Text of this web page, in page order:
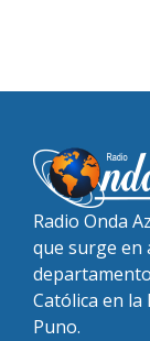
Radio Onda
que surge en
Católica en la
Puno.